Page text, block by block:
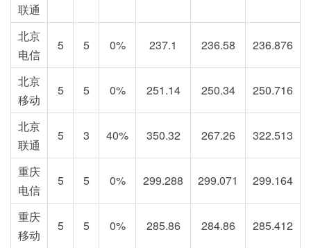
联通
北京
电信
5 5 0% 237.1 236.58 236.876
北京
移动
5 5 0% 251.14 250.34 250.716
北京
联通
5 3 40% 350.32 267.26 322.513
重庆
电信
5 5 0% 299.288 299.071 299.164
重庆
移动
5 5 0% 285.86 284.86 285.412